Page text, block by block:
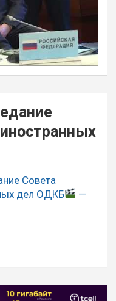
Совета
дел ОДКБ
—